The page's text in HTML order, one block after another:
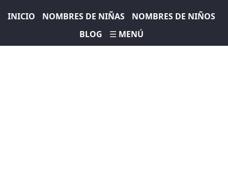
INICIO NOMBRES DE NIÑAS
NOMBRES DE NIÑOS
BLOG
☰ MENÚ